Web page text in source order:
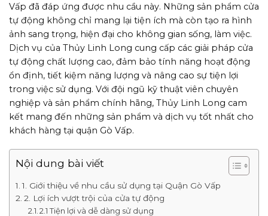
Vấp đã đáp ứng được nhu cầu này. Những sản phẩm cửa
tự động không chỉ mang lại tiện ích mà còn tạo ra hình
ảnh sang trọng, hiện đại cho không gian sống, làm việc.
Dịch vụ của Thủy Linh Long cung cấp các giải pháp cửa
tự động chất lượng cao, đảm bảo tính năng hoạt động
ổn định, tiết kiệm năng lượng và nâng cao sự tiện lợi
trong việc sử dụng. Với đội ngũ kỹ thuật viên chuyên
nghiệp và sản phẩm chính hãng, Thủy Linh Long cam
kết mang đến những sản phẩm và dịch vụ tốt nhất cho
khách hàng tại quận Gò Vấp.
Nội dung bài viết
1. Giới thiệu về nhu cầu sử dụng tại Quận Gò Vấp
2. Lợi ích vượt trội của cửa tự động
2.1 Tiện lợi và dễ dàng sử dụng